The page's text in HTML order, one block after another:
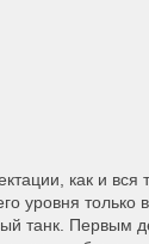
как и
уровня только
танк. Первым